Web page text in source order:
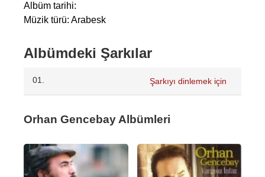
Albüm tarihi:
Müzik türü: Arabesk
Albümdeki Şarkılar
01. Şarkıyı dinlemek için
Orhan Gencebay Albümleri